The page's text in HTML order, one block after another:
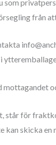
som
från
mottagandet
för
skicka en